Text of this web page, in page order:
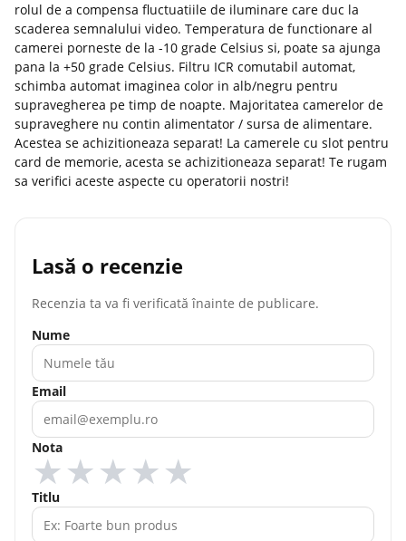
rolul de a compensa fluctuatiile de iluminare care duc la
scaderea semnalului video. Temperatura de functionare al
camerei porneste de la -10 grade Celsius si, poate sa ajunga
pana la +50 grade Celsius. Filtru ICR comutabil automat,
schimba automat imaginea color in alb/negru pentru
supravegherea pe timp de noapte. Majoritatea camerelor de
supraveghere nu contin alimentator / sursa de alimentare.
Acestea se achizitioneaza separat! La camerele cu slot pentru
card de memorie, acesta se achizitioneaza separat! Te rugam
sa verifici aceste aspecte cu operatorii nostri!
Lasă o recenzie
Recenzia ta va fi verificată înainte de publicare.
Nume
Email
Nota
★
★
★
★
★
Titlu